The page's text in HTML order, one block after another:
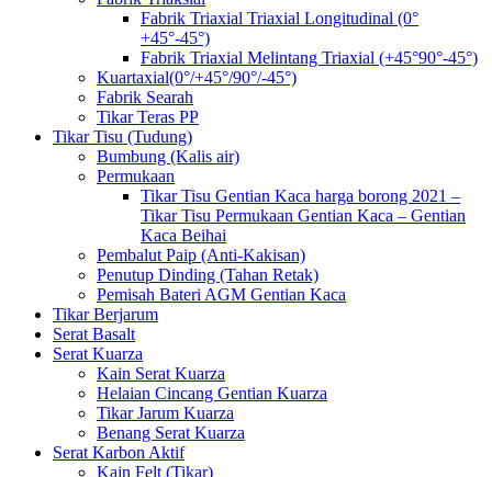
Fabrik Triaxial Triaxial Longitudinal (0°
+45°-45°)
Fabrik Triaxial Melintang Triaxial (+45°90°-45°)
Kuartaxial(0°/+45°/90°/-45°)
Fabrik Searah
Tikar Teras PP
Tikar Tisu (Tudung)
Bumbung (Kalis air)
Permukaan
Tikar Tisu Gentian Kaca harga borong 2021 –
Tikar Tisu Permukaan Gentian Kaca – Gentian
Kaca Beihai
Pembalut Paip (Anti-Kakisan)
Penutup Dinding (Tahan Retak)
Pemisah Bateri AGM Gentian Kaca
Tikar Berjarum
Serat Basalt
Serat Kuarza
Kain Serat Kuarza
Helaian Cincang Gentian Kuarza
Tikar Jarum Kuarza
Benang Serat Kuarza
Serat Karbon Aktif
Kain Felt (Tikar)